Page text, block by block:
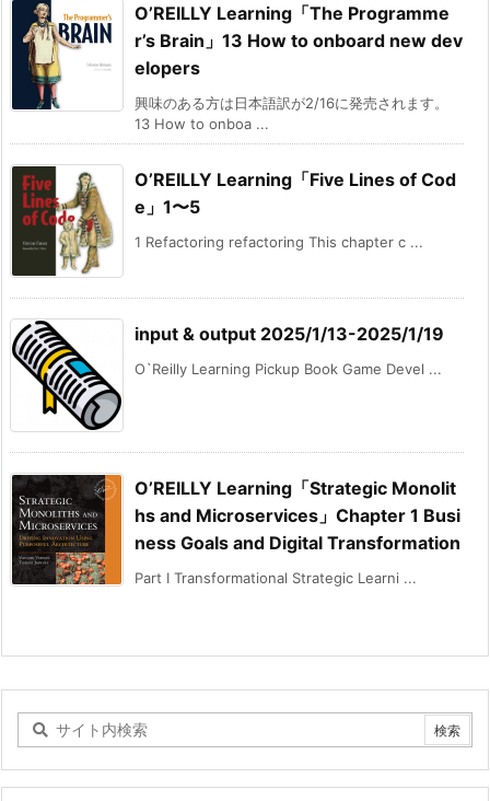
O’REILLY Learning「The Programme
r’s Brain」13 How to onboard new dev
elopers
興味のある方は日本語訳が2/16に発売されます。
13 How to onboa ...
O’REILLY Learning「Five Lines of Cod
e」1〜5
1 Refactoring refactoring This chapter c ...
input & output 2025/1/13-2025/1/19
O`Reilly Learning Pickup Book Game Devel ...
O’REILLY Learning「Strategic Monolit
hs and Microservices」Chapter 1 Busi
ness Goals and Digital Transformation
Part I Transformational Strategic Learni ...